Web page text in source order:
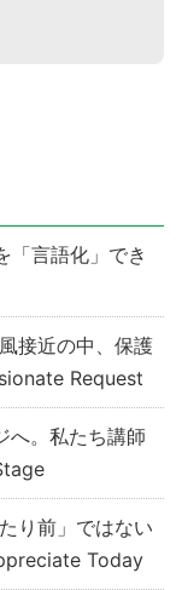
「言語化」でき
接近の中、保護
Request
へ。私たち講師
り前」ではない
Today